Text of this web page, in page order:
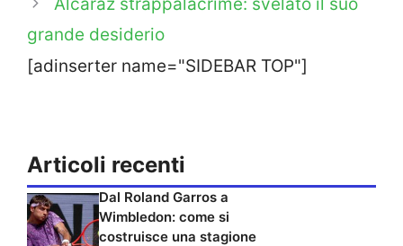
grande desiderio
[adinserter name="SIDEBAR TOP"]
Articoli recenti
Dal Roland Garros a
Wimbledon: come si
costruisce una stagione